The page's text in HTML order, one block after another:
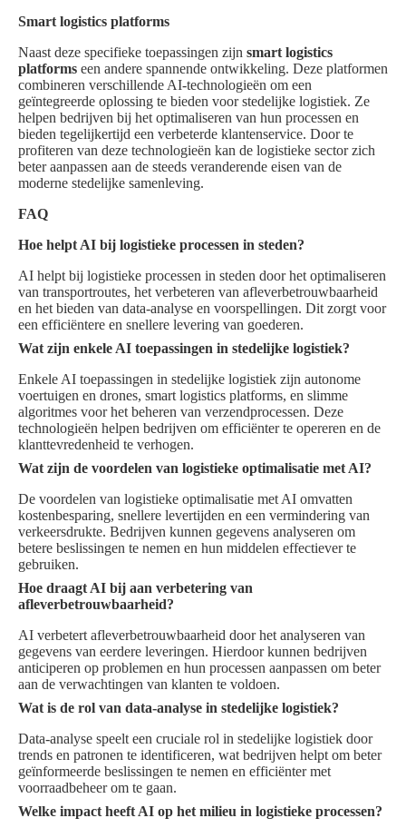
Smart logistics platforms
Naast deze specifieke toepassingen zijn smart logistics
platforms een andere spannende ontwikkeling. Deze platformen
combineren verschillende AI-technologieën om een
geïntegreerde oplossing te bieden voor stedelijke logistiek. Ze
helpen bedrijven bij het optimaliseren van hun processen en
bieden tegelijkertijd een verbeterde klantenservice. Door te
profiteren van deze technologieën kan de logistieke sector zich
beter aanpassen aan de steeds veranderende eisen van de
moderne stedelijke samenleving.
FAQ
Hoe helpt AI bij logistieke processen in steden?
AI helpt bij logistieke processen in steden door het optimaliseren
van transportroutes, het verbeteren van afleverbetrouwbaarheid
en het bieden van data-analyse en voorspellingen. Dit zorgt voor
een efficiëntere en snellere levering van goederen.
Wat zijn enkele AI toepassingen in stedelijke logistiek?
Enkele AI toepassingen in stedelijke logistiek zijn autonome
voertuigen en drones, smart logistics platforms, en slimme
algoritmes voor het beheren van verzendprocessen. Deze
technologieën helpen bedrijven om efficiënter te opereren en de
klanttevredenheid te verhogen.
Wat zijn de voordelen van logistieke optimalisatie met AI?
De voordelen van logistieke optimalisatie met AI omvatten
kostenbesparing, snellere levertijden en een vermindering van
verkeersdrukte. Bedrijven kunnen gegevens analyseren om
betere beslissingen te nemen en hun middelen effectiever te
gebruiken.
Hoe draagt AI bij aan verbetering van
afleverbetrouwbaarheid?
AI verbetert afleverbetrouwbaarheid door het analyseren van
gegevens van eerdere leveringen. Hierdoor kunnen bedrijven
anticiperen op problemen en hun processen aanpassen om beter
aan de verwachtingen van klanten te voldoen.
Wat is de rol van data-analyse in stedelijke logistiek?
Data-analyse speelt een cruciale rol in stedelijke logistiek door
trends en patronen te identificeren, wat bedrijven helpt om beter
geïnformeerde beslissingen te nemen en efficiënter met
voorraadbeheer om te gaan.
Welke impact heeft AI op het milieu in logistieke processen?